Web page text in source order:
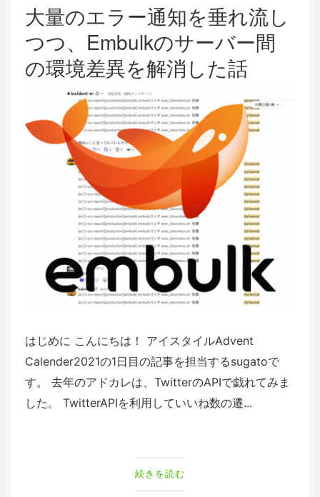
大量のエラー通知を垂れ流し
つつ、Embulkのサーバー間
の環境差異を解消した話
はじめに こんにちは！ アイスタイルAdvent
Calender2021の1日目の記事を担当するsugatoで
す。 去年のアドカレは、TwitterのAPIで戯れてみま
した。 TwitterAPIを利用していいね数の遷...
続きを読む